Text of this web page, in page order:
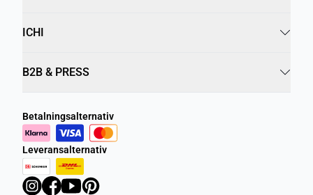
ICHI
B2B & PRESS
Betalningsalternativ
Leveransalternativ